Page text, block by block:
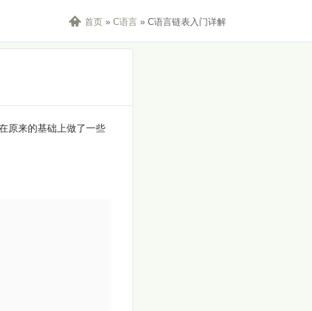
 首页 »C语言 »C语言链表入门详解
原来的基础上做了一些